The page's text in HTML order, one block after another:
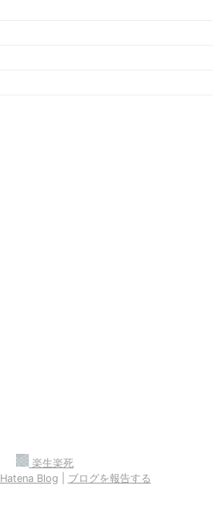
楽生楽死
Hatena Blog ブログを報告する